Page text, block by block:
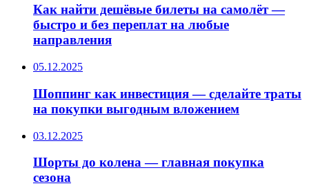
Как найти дешёвые билеты на самолёт —
быстро и без переплат на любые
направления
05.12.2025
Шоппинг как инвестиция — сделайте траты
на покупки выгодным вложением
03.12.2025
Шорты до колена — главная покупка
сезона